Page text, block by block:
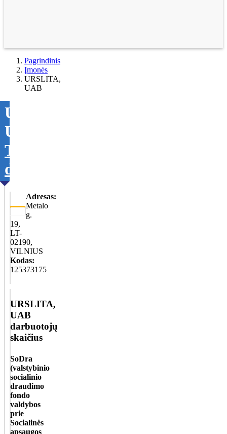
Pagrindinis
Įmonės
URSLITA,
UAB
URSLITA,
UAB
Tikslinti
duomenis
Adresas:
Metalo
g.
19,
LT-
02190,
VILNIUS
Kodas:
125373175
URSLITA,
UAB
darbuotojų
skaičius
SoDra
(valstybinio
socialinio
draudimo
fondo
valdybos
prie
Socialinės
apsaugos